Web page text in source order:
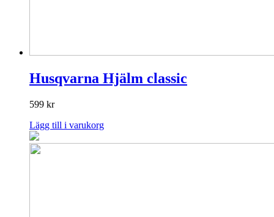
Husqvarna Hjälm classic
599 kr
Lägg till i varukorg